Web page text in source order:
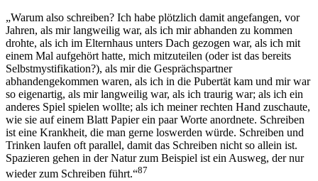
„Warum also schreiben? Ich habe plötzlich damit angefangen, vor
Jahren, als mir langweilig war, als ich mir abhanden zu kommen
drohte, als ich im Elternhaus unters Dach gezogen war, als ich mit
einem Mal aufgehört hatte, mich mitzuteilen (oder ist das bereits
Selbstmystifikation?), als mir die Gesprächspartner
abhandengekommen waren, als ich in die Pubertät kam und mir war
so eigenartig, als mir langweilig war, als ich traurig war; als ich ein
anderes Spiel spielen wollte; als ich meiner rechten Hand zuschaute,
wie sie auf einem Blatt Papier ein paar Worte anordnete. Schreiben
ist eine Krankheit, die man gerne loswerden würde. Schreiben und
Trinken laufen oft parallel, damit das Schreiben nicht so allein ist.
Spazieren gehen in der Natur zum Beispiel ist ein Ausweg, der nur
wieder zum Schreiben führt.“87